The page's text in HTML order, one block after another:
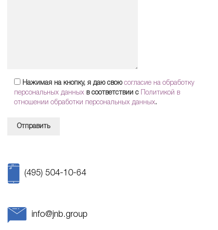
Нажимая на кнопку, я даю свою согласие на обработку
персональных данных в соответствии с
Политикой в
отношении обработки персональных данных.
(495) 504-10-64
info@jnb.group